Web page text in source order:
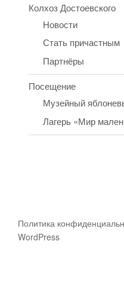
Колхоз Достоевского
Новости
Стать причастным
Партнёры
Посещение
Музейный
Лагерь «Мир
Политика
WordPress